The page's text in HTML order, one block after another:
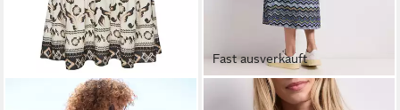
Fast ausverkauft
STREET ONE